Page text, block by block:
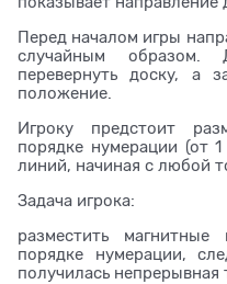
Перед началом игры
случайным
перевернуть доску, а
положение.
Игроку предстоит
порядке нумерации (от
линий, начиная с любой
Задача игрока:
разместить
порядке нумерации,
получилась непрерывная